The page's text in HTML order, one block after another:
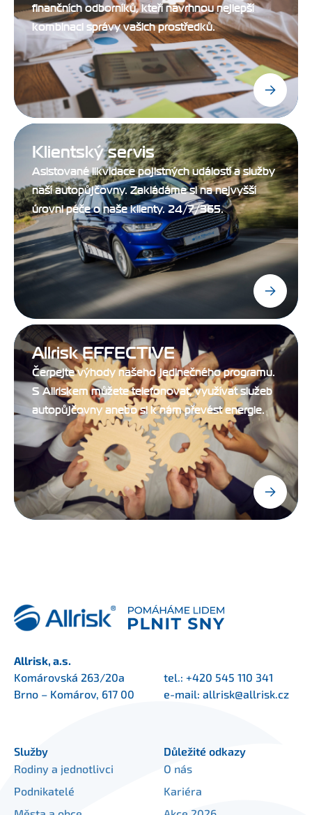
finančních odborníků, kteří navrhnou nejlepší
kombinaci správy vašich prostředků.
Klientský servis
Asistované likvidace pojistných událostí a služby
naší autopůjčovny. Zakládáme si na nejvyšší
úrovni péče o naše klienty. 24/7/365.
Allrisk EFFECTIVE
Čerpejte výhody našeho jedinečného programu.
S Allriskem můžete telefonovat, využívat služeb
autopůjčovny anebo si k nám převést energie.
Allrisk, a.s.
Komárovská 263/20a
Brno – Komárov, 617 00
tel.: +420 545 110 341
e-mail: allrisk@allrisk.cz
Služby
Rodiny a jednotlivci
Podnikatelé
Důležité odkazy
O nás
Kariéra